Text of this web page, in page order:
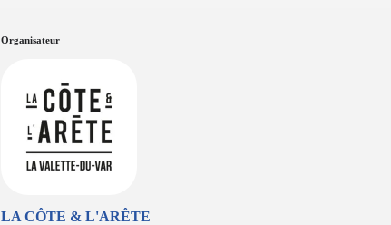
Organisateur
LA CÔTE & L'ARÊTE